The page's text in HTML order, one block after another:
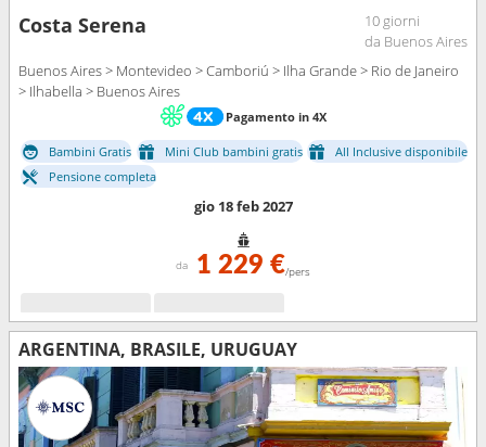
Costa Serena
10 giorni
da Buenos Aires
Buenos Aires > Montevideo > Camboriú > Ilha Grande > Rio de Janeiro
> Ilhabella > Buenos Aires
Pagamento in 4X
Bambini Gratis Mini Club bambini gratis
All Inclusive disponibile
Pensione completa
gio 18 feb 2027
da 1 229 €/pers
ARGENTINA, BRASILE, URUGUAY